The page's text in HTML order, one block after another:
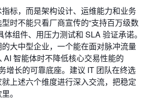
标，而是架构设计、运维能力和业务
时不能只看厂商宣传的“支持百万级数
体组件、用压力测试和 SLA 验证承诺。
大中型企业，一个能在面对脉冲流量
AI 智能体时不降低核心交易性能的
增长的可靠底座。建议 IT 团队在终选
上述六个维度进行深入交流，把稳定
。